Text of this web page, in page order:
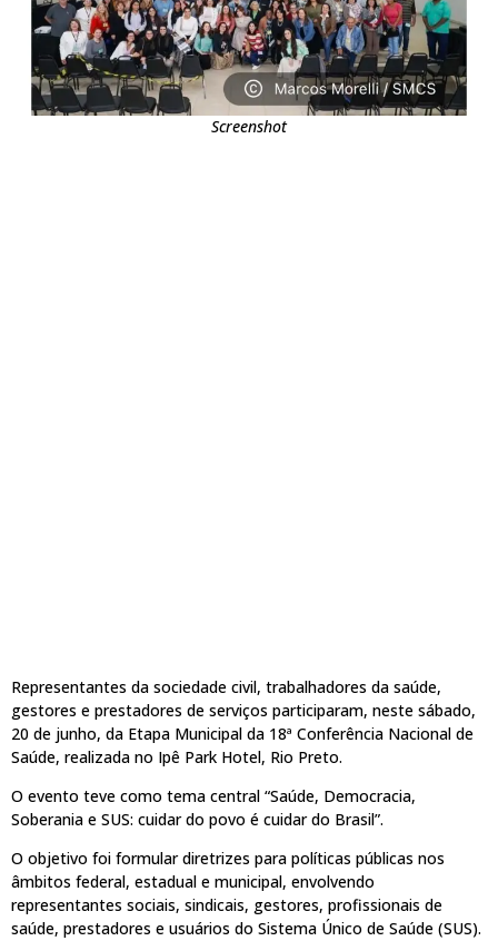
Screenshot
Representantes da sociedade civil, trabalhadores da saúde,
gestores e prestadores de serviços participaram, neste sábado,
20 de junho, da Etapa Municipal da 18ª Conferência Nacional de
Saúde, realizada no Ipê Park Hotel, Rio Preto.
O evento teve como tema central “Saúde, Democracia,
Soberania e SUS: cuidar do povo é cuidar do Brasil”.
O objetivo foi formular diretrizes para políticas públicas nos
âmbitos federal, estadual e municipal, envolvendo
representantes sociais, sindicais, gestores, profissionais de
saúde, prestadores e usuários do Sistema Único de Saúde (SUS).